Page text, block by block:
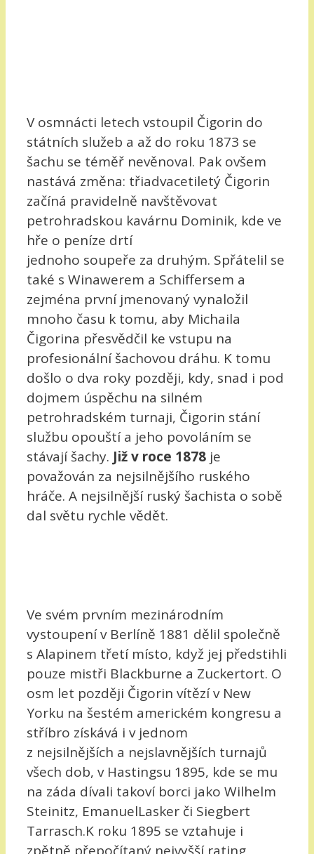
V osmnácti letech vstoupil Čigorin do
státních služeb a až do roku 1873 se
šachu se téměř nevěnoval. Pak ovšem
nastává změna: třiadvacetiletý Čigorin
začíná pravidelně navštěvovat
petrohradskou kavárnu Dominik, kde ve
hře o peníze drtí
jednoho soupeře za druhým. Spřátelil se
také s Winawerem a Schiffersem a
zejména první jmenovaný vynaložil
mnoho času k tomu, aby Michaila
Čigorina přesvědčil ke vstupu na
profesionální šachovou dráhu. K tomu
došlo o dva roky později, kdy, snad i pod
dojmem úspěchu na silném
petrohradském turnaji, Čigorin stání
službu opouští a jeho povoláním se
stávají šachy. Již v roce 1878 je
považován za nejsilnějšího ruského
hráče. A nejsilnější ruský šachista o sobě
dal světu rychle vědět.
Ve svém prvním mezinárodním
vystoupení v Berlíně 1881 dělil společně
s Alapinem třetí místo, když jej předstihli
pouze mistři Blackburne a Zuckertort. O
osm let později Čigorin vítězí v New
Yorku na šestém americkém kongresu a
stříbro získává i v jednom
z nejsilnějších a nejslavnějších turnajů
všech dob, v Hastingsu 1895, kde se mu
na záda dívali takoví borci jako Wilhelm
Steinitz, EmanuelLasker či Siegbert
Tarrasch.K roku 1895 se vztahuje i
zpětně přepočítaný nejvyšší rating,